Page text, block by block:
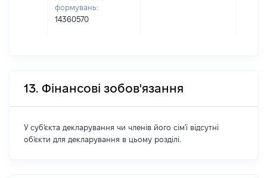
формувань:
14360570
13. Фінансові зобов'язання
У суб'єкта декларування чи членів його сім'ї відсутні
об'єкти для декларування в цьому розділі.